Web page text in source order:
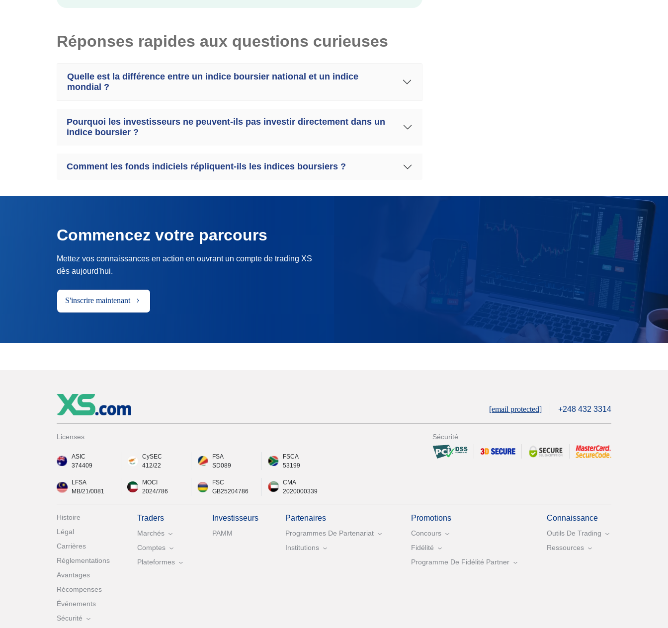
Réponses rapides aux questions curieuses
Quelle est la différence entre un indice boursier national et un indice
mondial ?
Pourquoi les investisseurs ne peuvent-ils pas investir directement dans un
indice boursier ?
Comment les fonds indiciels répliquent-ils les indices boursiers ?
Commencez votre parcours
Mettez vos connaissances en action en ouvrant un compte de trading XS
dès aujourd'hui.
S'inscrire maintenant
[email protected] +248 432 3314
Licenses
ASIC
374409
CySEC
412/22
FSA
SD089
FSCA
53199
LFSA
MB/21/0081
MOCI
2024/786
FSC
GB25204786
CMA
2020000339
Sécurité
Histoire
Légal
Carrières
Réglementations
Avantages
Récompenses
Événements
Sécurité
Traders
Marchés
Comptes
Plateformes
Investisseurs
PAMM
Partenaires
Programmes De Partenariat
Institutions
Promotions
Concours
Fidélité
Programme De Fidélité Partner
Connaissance
Outils De Trading
Ressources